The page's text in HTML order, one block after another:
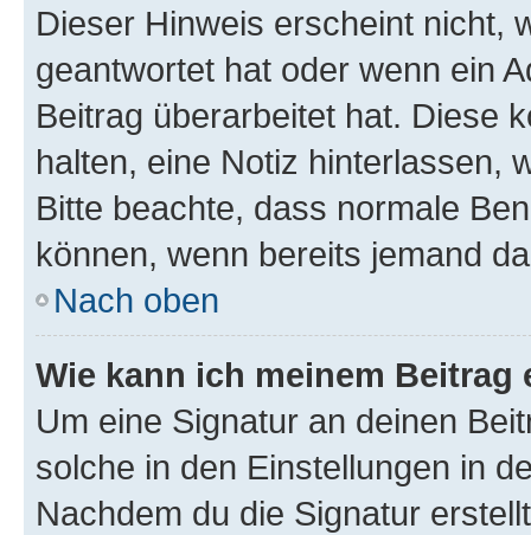
Dieser Hinweis erscheint nicht,
geantwortet hat oder wenn ein
Beitrag überarbeitet hat. Diese
halten, eine Notiz hinterlassen,
Bitte beachte, dass normale
können, wenn bereits jemand
Nach oben
Wie kann ich meinem
Um eine Signatur an deinen
solche in den Einstellungen in
Nachdem du die Signatur